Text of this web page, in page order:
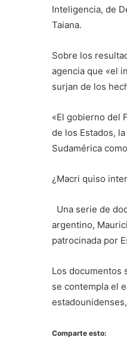
Inteligencia, de
Taiana.
Sobre los
agencia que «el
surjan de los
«El gobierno del
de los Estados,
Sudamérica
¿Macri quiso
Una serie de
argentino,
patrocinada por
Los documentos
se contempla el
Comparte esto: